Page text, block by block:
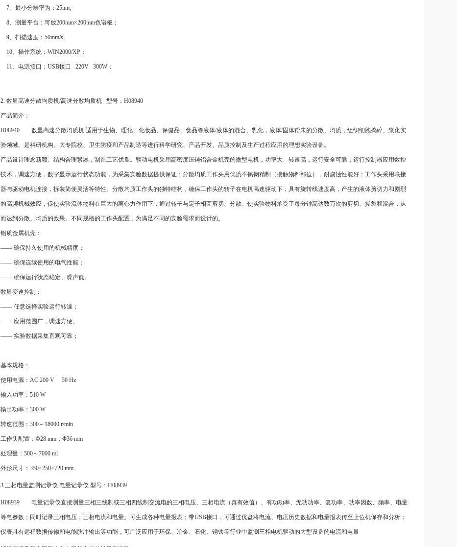
7、最小分辨率为：25μm;
8、测量平台：可放200mm×200mm色谱板；
9、扫描速度：50mm/s;
10、操作系统：WIN2000/XP；
11、电源接口：USB接口 220V 300W；
2. 数显高速分散均质机/高速分散均质机 型号：H08940
产品简介：
H08940 数显高速分散均质机 适用于生物、理化、化妆品、保健品、食品等液体/液体的混合、乳化，液体/固体粉未的分散、均质，组织细胞捣碎、浆化实
验领域。是科研机构、大专院校、卫生防疫和产品制造等进行科学研究、产品开发、品质控制及生产过程应用的理想实验设备。
产品设计理念新颖、结构合理紧凑，制造工艺优良。驱动电机采用高密度压铸铝合金机壳的微型电机，功率大、转速高，运行安全可靠；运行控制器应用数控
技术，调速方便，数字显示运行状态功能，为采集实验数据提供保证；分散均质工作头用优质不锈钢精制（接触物料部位），耐腐蚀性能好；工作头采用联接
器与驱动电机连接，拆装简便灵活等特性。分散均质工作头的独特结构，确保工作头的转子在电机高速驱动下，具有旋转线速度高，产生的液体剪切力和剧烈
的高频机械效应，促使实验流体物料在巨大的离心力作用下，通过转子与定子相互剪切、分散。使实验物料承受了每分钟高达数万次的剪切、撕裂和混合，从
而达到分散、均质的效果。不同规格的工作头配置，为满足不同的实验需求而设计的。
铝质金属机壳：
—— 确保持久使用的机械精度；
—— 确保连续使用的电气性能；
—— 确保运行状态稳定、噪声低。
数显变速控制：
—— 任意选择实验运行转速；
—— 应用范围广，调速方便。
—— 实验数据采集直观可靠；
基本规格：
使用电源： AC 200 V 50 Hz
输入功率： 510 W
输出功率： 300 W
转速范围： 300～18000 r/min
工作头配置： Φ28 mm，Φ36 mm
处理量： 500～7000 ml
外形尺寸： 350×250×720 mm
3.三相电量监测记录仪 电量记录仪 型号：H08939
H08939 电量记录仪直接测量三相三线制或三相四线制交流电的三相电压、三相电流（真有效值）、有功功率、无功功率、复功率、功率因数、频率、电量
等电参数；同时记录三相电压，三相电流和电量。可生成各种电量报表；带USB接口，可通过优盘将电流、电压历史数据和电量报表传至上位机保存和分析；
仪表具有远程数据传输和电能肪冲输出等功能，可广泛应用于环保、冶金、石化、钢铁等行业中监测三相电机驱动的大型设备的电流和电量